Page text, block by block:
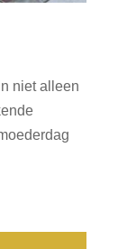
niet alleen